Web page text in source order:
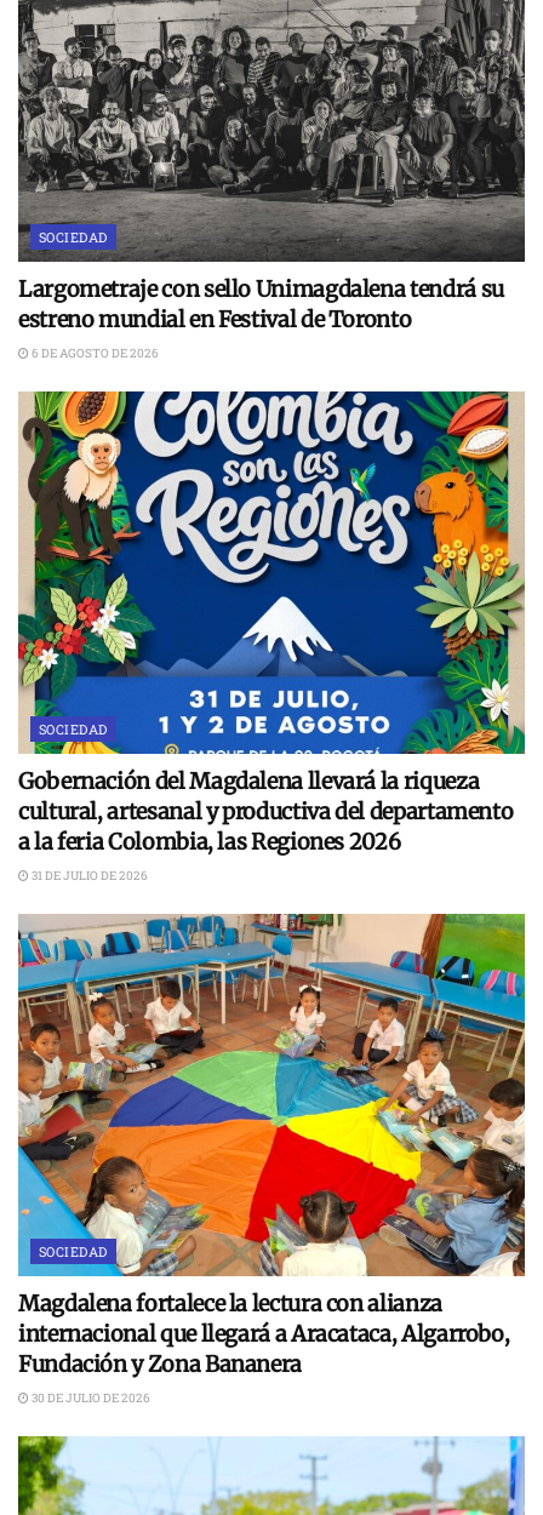
SOCIEDAD
Largometraje con sello Unimagdalena tendrá su
estreno mundial en Festival de Toronto
6 DE AGOSTO DE 2026
SOCIEDAD
Gobernación del Magdalena llevará la riqueza
cultural, artesanal y productiva del departamento
a la feria Colombia, las Regiones 2026
31 DE JULIO DE 2026
SOCIEDAD
Magdalena fortalece la lectura con alianza
internacional que llegará a Aracataca, Algarrobo,
Fundación y Zona Bananera
30 DE JULIO DE 2026